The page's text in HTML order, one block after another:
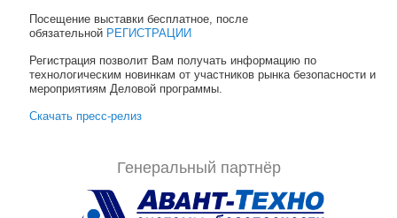
Посещение выставки бесплатное, после
обязательной РЕГИСТРАЦИИ
Регистрация позволит Вам получать информацию по
технологическим новинкам от участников рынка безопасности и
мероприятиям Деловой программы.
Скачать пресс-релиз
Генеральный партнёр